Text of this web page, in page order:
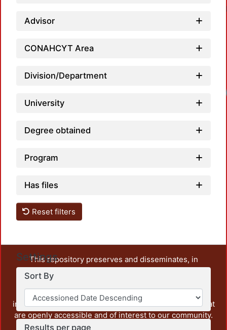
Advisor
CONAHCYT Area
Division/Department
University
Degree obtained
Program
Has files
Reset filters
Settings
Sort By
Results per page
This repository preserves and disseminates, in
unrestricted open access, the teaching and research
output of UAM Azcapotzalco. It also includes some
administrative and graphic documents from the
institution, as well as content from other institutions that
are openly accessible and of interest to our community.